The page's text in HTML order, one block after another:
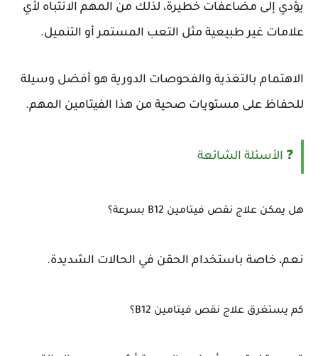
يؤدي إلى مضاعفات خطيرة، لذلك من المهم الانتباه لأي
علامات غير طبيعية مثل التعب المستمر أو التنميل.
الاهتمام بالتغذية والفحوصات الدورية هو أفضل وسيلة
للحفاظ على مستويات صحية من هذا الفيتامين المهم.
❓ الأسئلة الشائعة
هل يمكن علاج نقص فيتامين B12 بسرعة؟
نعم، خاصة باستخدام الحقن في الحالات الشديدة.
كم يستغرق علاج نقص فيتامين B12؟